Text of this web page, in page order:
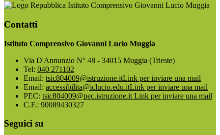
Istituto Comprensivo Giovanni Lucio Muggia
Contatti
Istituto Comprensivo Giovanni Lucio Muggia
Via D'Annunzio N° 48 - 34015 Muggia (Trieste)
Tel: 040 271102
Email: tsic804009@istruzione.itLink per inviare una mail
Email: accessibilita@iclucio.edu.itLink per inviare una mail
PEC: tsic804009@pec.istruzione.it Link per inviare una mail
C.F.: 90089430327
Seguici su